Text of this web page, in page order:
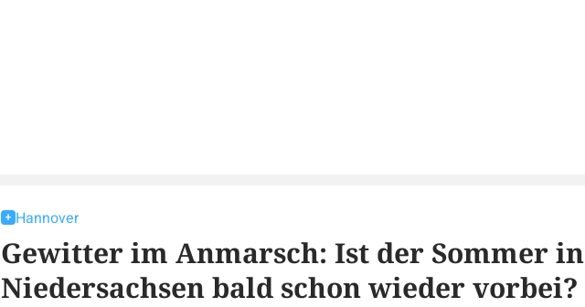
Hannover
Gewitter im Anmarsch: Ist der Sommer in
Niedersachsen bald schon wieder vorbei?